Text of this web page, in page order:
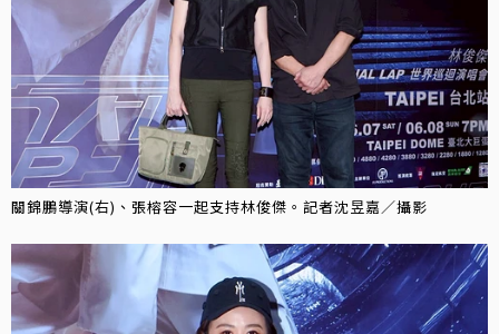
關錦鵬導演(右)、張榕容一起支持林俊傑。記者沈昱嘉／攝影